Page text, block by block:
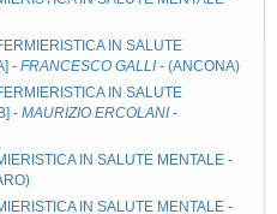
IN SALUTE
- FRANCESCO GALLI - (ANCONA)
IN SALUTE
- MAURIZIO ERCOLANI -
IN SALUTE MENTALE -
IN SALUTE MENTALE -